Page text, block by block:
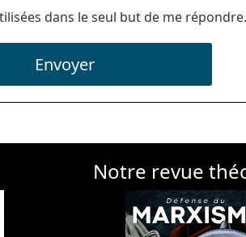
dans le seul but de me répondre.
Envoyer
Notre revue